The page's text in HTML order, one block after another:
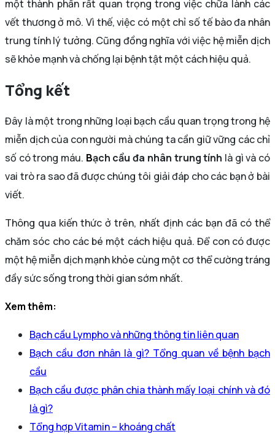
một thành phần rất quan trọng trong việc chữa lành các
vết thương ở mô. Vì thế, việc có một chỉ số tế bào đa nhân
trung tính lý tưởng. Cũng đồng nghĩa với việc hệ miễn dịch
sẽ khỏe mạnh và chống lại bệnh tật một cách hiệu quả.
Tổng kết
Đây là một trong những loại bạch cầu quan trọng trong hệ
miễn dịch của con người mà chúng ta cần giữ vững các chỉ
số có trong máu. Bạch cầu đa nhân trung tính là gì và có
vai trò ra sao đã được chúng tôi giải đáp cho các bạn ở bài
viết.
Thông qua kiến thức ở trên, nhất định các bạn đã có thể
chăm sóc cho các bé một cách hiệu quả. Để con có được
một hệ miễn dịch mạnh khỏe cùng một cơ thể cường tráng
đầy sức sống trong thời gian sớm nhất.
Xem thêm:
Bạch cầu Lympho và những thông tin liên quan
Bạch cầu đơn nhân là gì? Tổng quan về bệnh bạch
cầu
Bạch cầu được phân chia thành mấy loại chính và đó
là gì?
Tổng hợp Vitamin – khoáng chất